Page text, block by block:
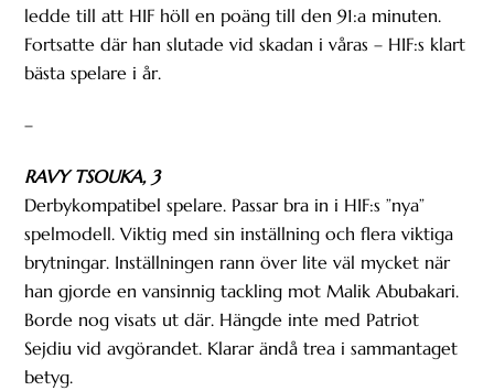
ledde till att HIF höll en poäng till den 91:a minuten.
Fortsatte där han slutade vid skadan i våras – HIF:s klart
bästa spelare i år.
–
RAVY TSOUKA, 3
Derbykompatibel spelare. Passar bra in i HIF:s ”nya”
spelmodell. Viktig med sin inställning och flera viktiga
brytningar. Inställningen rann över lite väl mycket när
han gjorde en vansinnig tackling mot Malik Abubakari.
Borde nog visats ut där. Hängde inte med Patriot
Sejdiu vid avgörandet. Klarar ändå trea i sammantaget
betyg.